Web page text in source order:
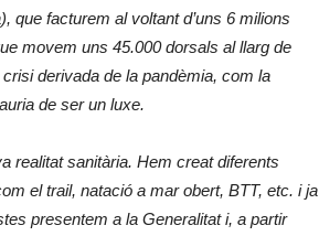
que facturem al voltant d’uns 6 milions
movem uns 45.000 dorsals al llarg de
derivada de la pandèmia, com la
de ser un luxe.
realitat sanitària. Hem creat diferents
el trail, natació a mar obert, BTT, etc. i ja
presentem a la Generalitat i, a partir